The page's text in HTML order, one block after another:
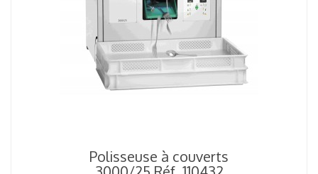
Polisseuse à couverts